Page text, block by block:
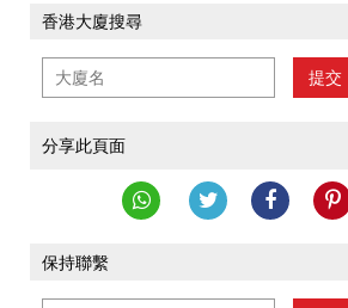
香港大廈搜尋
提交
分享此頁面
保持聯繫